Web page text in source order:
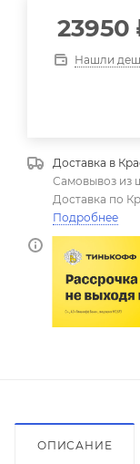
23950
Нашли
Доставка в
Самовывоз из
Доставка по
Подробнее
ОПИСАНИЕ